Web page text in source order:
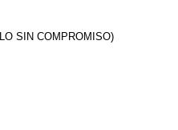
SIN COMPROMISO)